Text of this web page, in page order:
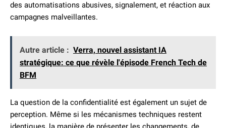
des automatisations abusives, signalement, et réaction aux
campagnes malveillantes.
Autre article : Verra, nouvel assistant IA
stratégique: ce que révèle l'épisode French Tech de
BFM
La question de la confidentialité est également un sujet de
perception. Même si les mécanismes techniques restent